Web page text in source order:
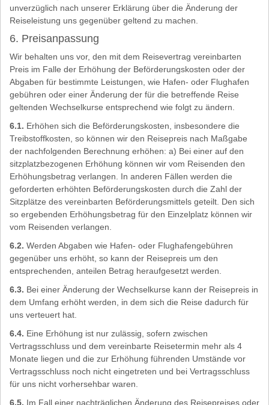
unverzüglich nach unserer Erklärung über die Änderung der
Reiseleistung uns gegenüber geltend zu machen.
6. Preisanpassung
Wir behalten uns vor, den mit dem Reisevertrag vereinbarten
Preis im Falle der Erhöhung der Beförderungskosten oder der
Abgaben für bestimmte Leistungen, wie Hafen- oder Flughafen
gebühren oder einer Änderung der für die betreffende Reise
geltenden Wechselkurse entsprechend wie folgt zu ändern.
6.1. Erhöhen sich die Beförderungskosten, insbesondere die
Treibstoffkosten, so können wir den Reisepreis nach Maßgabe
der nachfolgenden Berechnung erhöhen: a) Bei einer auf den
sitzplatzbezogenen Erhöhung können wir vom Reisenden den
Erhöhungsbetrag verlangen. In anderen Fällen werden die
geforderten erhöhten Beförderungskosten durch die Zahl der
Sitzplätze des vereinbarten Beförderungsmittels geteilt. Den sich
so ergebenden Erhöhungsbetrag für den Einzelplatz können wir
vom Reisenden verlangen.
6.2. Werden Abgaben wie Hafen- oder Flughafengebühren
gegenüber uns erhöht, so kann der Reisepreis um den
entsprechenden, anteilen Betrag heraufgesetzt werden.
6.3. Bei einer Änderung der Wechselkurse kann der Reisepreis in
dem Umfang erhöht werden, in dem sich die Reise dadurch für
uns verteuert hat.
6.4. Eine Erhöhung ist nur zulässig, sofern zwischen
Vertragsschluss und dem vereinbarte Reisetermin mehr als 4
Monate liegen und die zur Erhöhung führenden Umstände vor
Vertragsschluss noch nicht eingetreten und bei Vertragsschluss
für uns nicht vorhersehbar waren.
6.5. Im Fall einer nachträglichen Änderung des Reisepreises oder